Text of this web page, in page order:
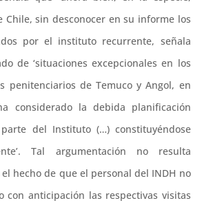
Chile, sin desconocer en su informe los
por el instituto recurrente, señala
de ‘situaciones excepcionales en los
penitenciarios de Temuco y Angol, en
considerado la debida planificación
del Instituto (…) constituyéndose
Tal argumentación no resulta
hecho de que el personal del INDH no
con anticipación las respectivas visitas